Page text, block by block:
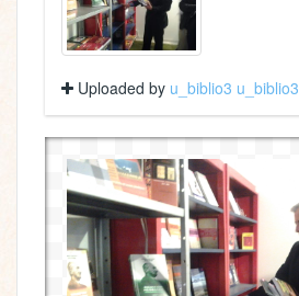
Uploaded by u_biblio3 u_biblio3